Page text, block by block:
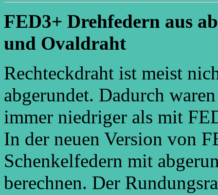
FED3+ Drehfedern aus
und Ovaldraht
Rechteckdraht ist meist
abgerundet. Dadurch
immer niedriger als mit
In der neuen Version von
Schenkelfedern mit
berechnen. Der